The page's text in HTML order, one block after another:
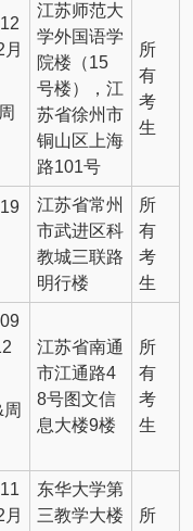
江苏师范大
学外国语学
院楼（15
号楼），江
苏省徐州市
铜山区上海
路101号
所
有
考
生
江苏省常州
市武进区科
教城三联路
明行楼
所
有
考
生
周
江苏省南通
市江通路4
8号图文信
息大楼9楼
所
有
考
生
东华大学第
三教学大楼
所